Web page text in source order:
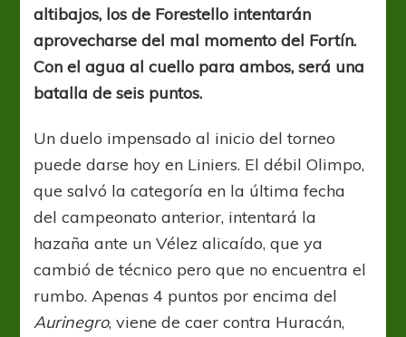
altibajos, los de Forestello intentarán
aprovecharse del mal momento del Fortín.
Con el agua al cuello para ambos, será una
batalla de seis puntos.
Un duelo impensado al inicio del torneo
puede darse hoy en Liniers. El débil Olimpo,
que salvó la categoría en la última fecha
del campeonato anterior, intentará la
hazaña ante un Vélez alicaído, que ya
cambió de técnico pero que no encuentra el
rumbo. Apenas 4 puntos por encima del
Aurinegro, viene de caer contra Huracán,